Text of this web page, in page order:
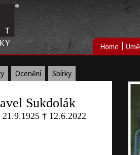
Home |
Ocenění Sbírky
Sukdolák
† 12.6.2022